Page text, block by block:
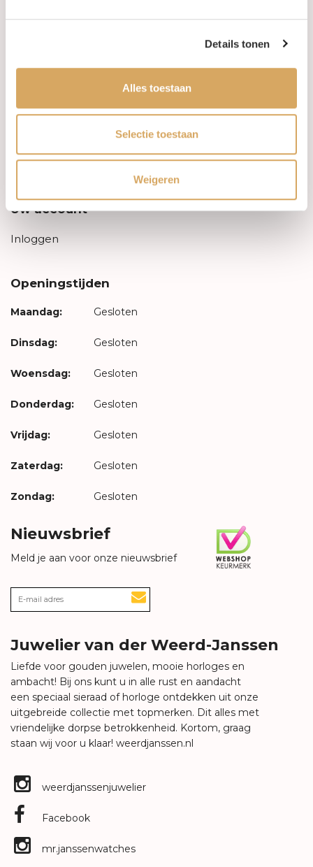
Details tonen
Alles toestaan
Selectie toestaan
Weigeren
Leveringsvoorwaarden
Privacy Policy
Uw account
Inloggen
Openingstijden
Maandag: Gesloten
Dinsdag: Gesloten
Woensdag: Gesloten
Donderdag: Gesloten
Vrijdag: Gesloten
Zaterdag: Gesloten
Zondag: Gesloten
Nieuwsbrief
Meld je aan voor onze nieuwsbrief
Juwelier van der Weerd-Janssen
Liefde voor gouden juwelen, mooie horloges en
ambacht! Bij ons kunt u in alle rust en aandacht
een speciaal sieraad of horloge ontdekken uit onze
uitgebreide collectie met topmerken. Dit alles met
vriendelijke dorpse betrokkenheid. Kortom, graag
staan wij voor u klaar! weerdjanssen.nl
weerdjanssenjuwelier
Facebook
mr.janssenwatches